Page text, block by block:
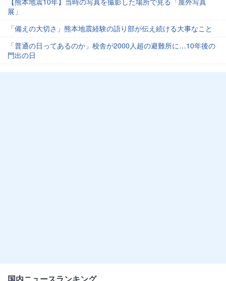
展」
「備えの大切さ」熊本地震経験の語り部が伝え続ける大事なこと
「普通の日ってあるのか」校舎が2000人超の避難所に…10年後の
門出の日